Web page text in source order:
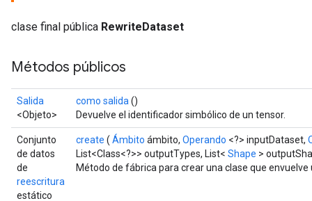
clase final pública RewriteDataset
Métodos públicos
Salida
<Objeto>
como salida ()
Devuelve el identificador simbólico de un tensor.
Conjunto
de datos
de
reescritura
estático
create ( Ámbito ámbito, Operando <?> inputDataset,
List<Class<?>> outputTypes, List< Shape >
Método de fábrica para crear una clase que